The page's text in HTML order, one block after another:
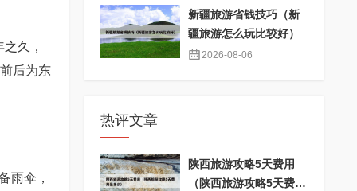
久，
后为东
雨伞，
新疆旅游省钱技巧（新
疆旅游怎么玩比较好）
2026-08-06
热评文章
陕西旅游攻略5天费用
（陕西旅游攻略5天费用